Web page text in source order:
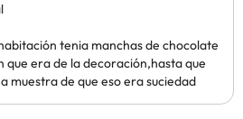
tenia manchas de chocolate
que era de la decoración,hasta que
muestra de que eso era suciedad